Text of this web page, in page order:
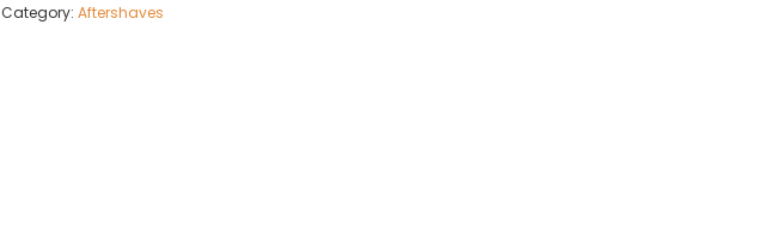
Category: Aftershaves